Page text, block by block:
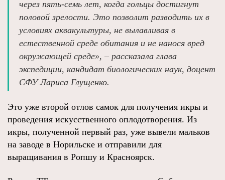
через пять-семь лет, когда гольцы достигнут
половой зрелости. Это позволит разводить их в
условиях аквакультуры, не вылавливая в
естественной среде обитания и не нанося вред
окружающей среде», – рассказала глава
экспедиции, кандидат биологических наук, доцент
СФУ Лариса Глущенко.
Это уже второй отлов самок для получения икры и
проведения искусственного оплодотворения. Из
икры, полученной первый раз, уже вывели мальков
на заводе в Норильске и отправили для
выращивания в Ропшу и Красноярск.